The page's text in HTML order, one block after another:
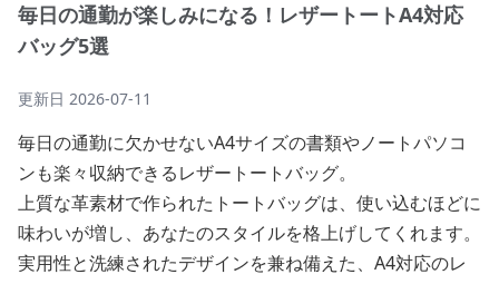
毎日の通勤が楽しみになる！レザートートA4対応
バッグ5選
更新日 2026-07-11
毎日の通勤に欠かせないA4サイズの書類やノートパソコ
ンも楽々収納できるレザートートバッグ。
上質な革素材で作られたトートバッグは、使い込むほどに
味わいが増し、あなたのスタイルを格上げしてくれます。
実用性と洗練されたデザインを兼ね備えた、A4対応のレ